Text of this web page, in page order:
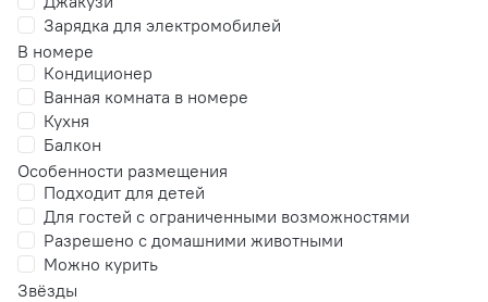
Зарядка для электромобилей
В номере
Кондиционер
Ванная комната в номере
Кухня
Балкон
Особенности размещения
Подходит для детей
Для гостей с ограниченными возможностями
Разрешено с домашними животными
Можно курить
Звёзды